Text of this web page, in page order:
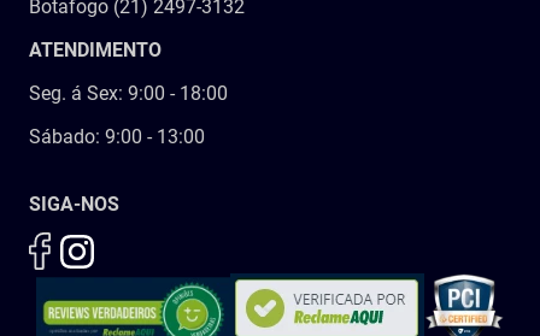
Botafogo (21) 2497-3132
ATENDIMENTO
Seg. á Sex: 9:00 - 18:00
Sábado: 9:00 - 13:00
SIGA-NOS